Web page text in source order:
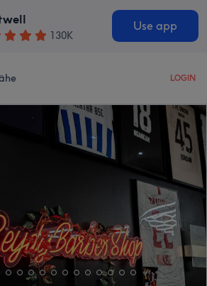
130K
Use app
LOGIN